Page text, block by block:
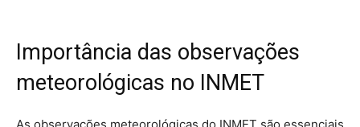
Importância das observações
meteorológicas no INMET